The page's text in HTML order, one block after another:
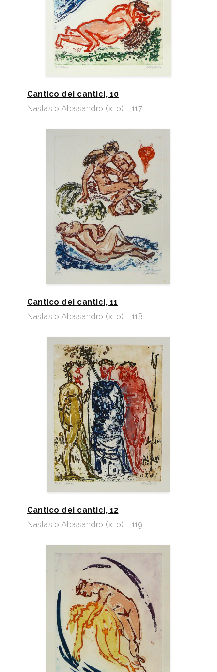
Cantico dei cantici, 10
Nastasio Alessandro (xilo) - 117
Cantico dei cantici, 11
Nastasio Alessandro (xilo) - 118
Cantico dei cantici, 12
Nastasio Alessandro (xilo) - 119